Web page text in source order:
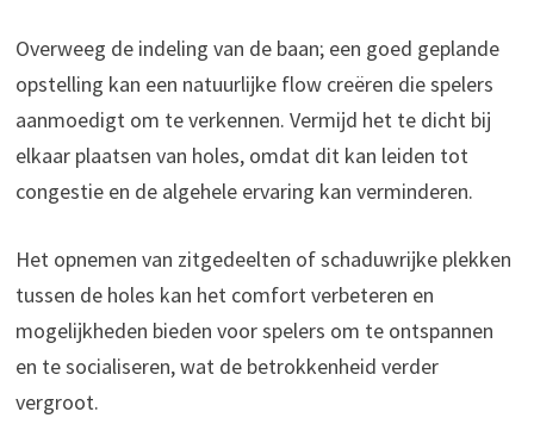
Overweeg de indeling van de baan; een goed geplande
opstelling kan een natuurlijke flow creëren die spelers
aanmoedigt om te verkennen. Vermijd het te dicht bij
elkaar plaatsen van holes, omdat dit kan leiden tot
congestie en de algehele ervaring kan verminderen.
Het opnemen van zitgedeelten of schaduwrijke plekken
tussen de holes kan het comfort verbeteren en
mogelijkheden bieden voor spelers om te ontspannen
en te socialiseren, wat de betrokkenheid verder
vergroot.